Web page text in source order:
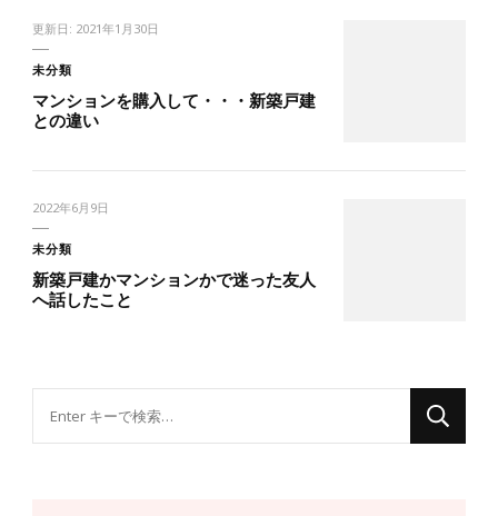
更新日: 2021年1月30日
未分類
マンションを購入して・・・新築戸建
との違い
2022年6月9日
未分類
新築戸建かマンションかで迷った友人
へ話したこと